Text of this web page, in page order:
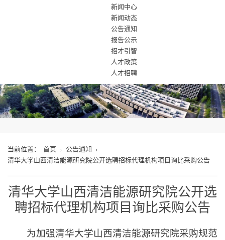
新闻中心
新闻动态
公告通知
报告公示
招才引智
人才政策
人才招聘
当前位置： 首页
公告通知
清华大学山西清洁能源研究院公开选聘招标代理机构项目询比采购公告
清华大学山西清洁能源研究院公开选
聘招标代理机构项目询比采购公告
为加强清华大学山西清洁能源研究院采购规范